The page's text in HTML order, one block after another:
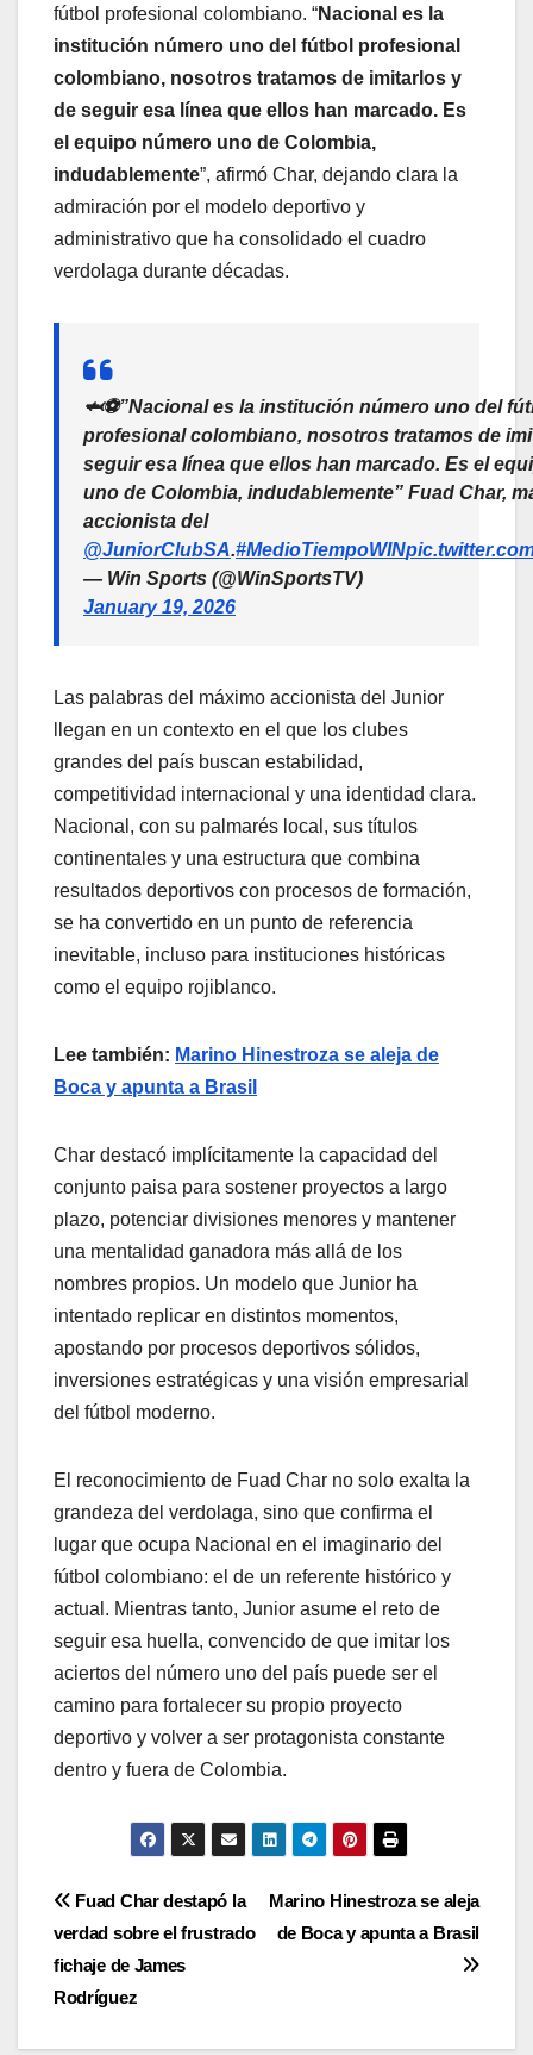
fútbol profesional colombiano. “Nacional es la
institución número uno del fútbol profesional
colombiano, nosotros tratamos de imitarlos y
de seguir esa línea que ellos han marcado. Es
el equipo número uno de Colombia,
indudablemente”, afirmó Char, dejando clara la
admiración por el modelo deportivo y
administrativo que ha consolidado el cuadro
verdolaga durante décadas.
🦈⚽”Nacional es la institución número uno del
profesional colombiano, nosotros tratamos de
seguir esa línea que ellos han marcado. Es el
uno de Colombia, indudablemente” Fuad Char,
accionista del
@JuniorClubSA.#MedioTiempoWIN
— Win Sports (@WinSportsTV)
January 19, 2026
Las palabras del máximo accionista del Junior
llegan en un contexto en el que los clubes
grandes del país buscan estabilidad,
competitividad internacional y una identidad clara.
Nacional, con su palmarés local, sus títulos
continentales y una estructura que combina
resultados deportivos con procesos de formación,
se ha convertido en un punto de referencia
inevitable, incluso para instituciones históricas
como el equipo rojiblanco.
Lee también: Marino Hinestroza se aleja de
Boca y apunta a Brasil
Char destacó implícitamente la capacidad del
conjunto paisa para sostener proyectos a largo
plazo, potenciar divisiones menores y mantener
una mentalidad ganadora más allá de los
nombres propios. Un modelo que Junior ha
intentado replicar en distintos momentos,
apostando por procesos deportivos sólidos,
inversiones estratégicas y una visión empresarial
del fútbol moderno.
El reconocimiento de Fuad Char no solo exalta la
grandeza del verdolaga, sino que confirma el
lugar que ocupa Nacional en el imaginario del
fútbol colombiano: el de un referente histórico y
actual. Mientras tanto, Junior asume el reto de
seguir esa huella, convencido de que imitar los
aciertos del número uno del país puede ser el
camino para fortalecer su propio proyecto
deportivo y volver a ser protagonista constante
dentro y fuera de Colombia.
Marino Hinestroza se aleja
de Boca y apunta a Brasil
Fuad Char destapó la
verdad sobre el frustrado
fichaje de James
Rodríguez